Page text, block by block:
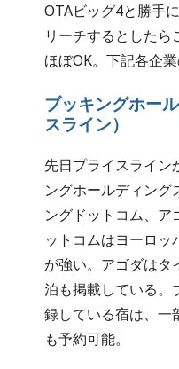
OTAビッグ4と勝手
リーチするとした
ほぼOK。下記各企
ブッキングホー
スライン）
先日プライスライン
ングホールディング
ングドットコム、ア
ットコムはヨーロ
が強い。アゴダはタ
泊も掲載している。
録している宿は、一
も予約可能。